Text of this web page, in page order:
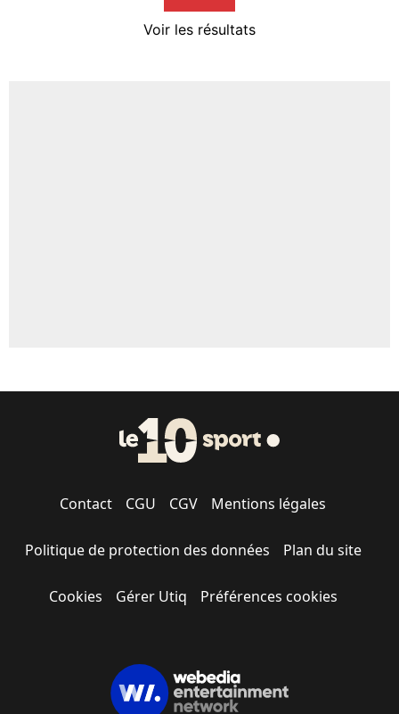
Voir les résultats
Contact CGU CGV Mentions légales
Politique de protection des données Plan du site
Cookies Gérer Utiq Préférences cookies